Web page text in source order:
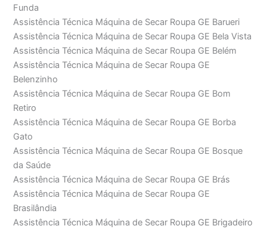
Funda
Assistência Técnica Máquina de Secar Roupa GE Barueri
Assistência Técnica Máquina de Secar Roupa GE Bela Vista
Assistência Técnica Máquina de Secar Roupa GE Belém
Assistência Técnica Máquina de Secar Roupa GE
Belenzinho
Assistência Técnica Máquina de Secar Roupa GE Bom
Retiro
Assistência Técnica Máquina de Secar Roupa GE Borba
Gato
Assistência Técnica Máquina de Secar Roupa GE Bosque
da Saúde
Assistência Técnica Máquina de Secar Roupa GE Brás
Assistência Técnica Máquina de Secar Roupa GE
Brasilândia
Assistência Técnica Máquina de Secar Roupa GE Brigadeiro